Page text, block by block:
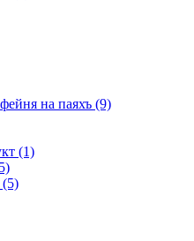
на паяхъ (9)
(1)
(5)